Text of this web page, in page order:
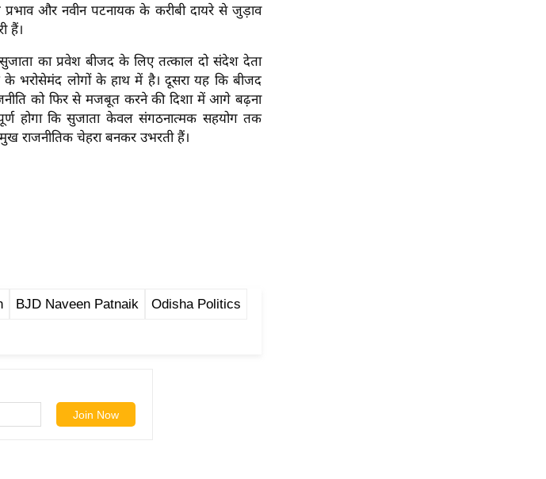
और नवीन पटनायक के करीबी दायरे से जुड़ाव
हैं।
का प्रवेश बीजद के लिए तत्काल दो संदेश देता
के भरोसेमंद लोगों के हाथ में है। दूसरा यह कि बीजद
को फिर से मजबूत करने की दिशा में आगे बढ़ना
होगा कि सुजाता केवल संगठनात्मक सहयोग तक
राजनीतिक चेहरा बनकर उभरती हैं।
BJD Naveen Patnaik Odisha Politics